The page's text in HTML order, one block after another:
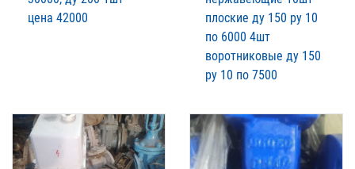
цена 42000
плоские ду 150 ру 10
по 6000 4шт
воротниковые ду 150
ру 10 по 7500